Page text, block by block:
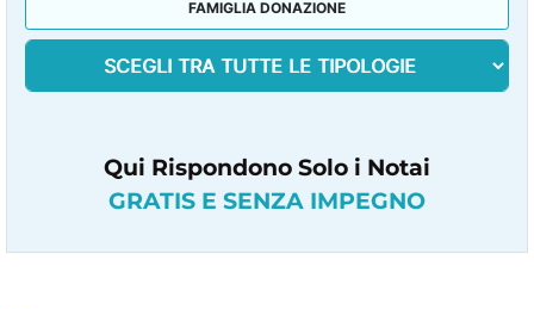
FAMIGLIA DONAZIONE
Qui Rispondono Solo i Notai
GRATIS E SENZA IMPEGNO